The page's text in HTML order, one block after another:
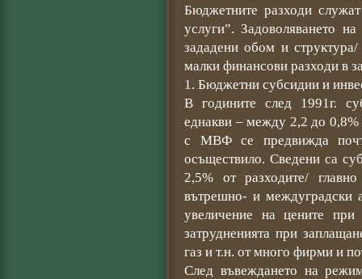
Бюджетните разходи
услуги”. Задоволяването
зададени обом и
малки финансови разходи в
1. Бюджетни субсидии и
В годините след 1991г.
еднакви – между 2,2 до
с МВФ се предвижда
осъществило. Сведени са
2,5% от разходите/
вътрешно- и междуградски
увеличение на цените при
затрудненията при
газ и т.н. от много фирми и
След въвеждането на